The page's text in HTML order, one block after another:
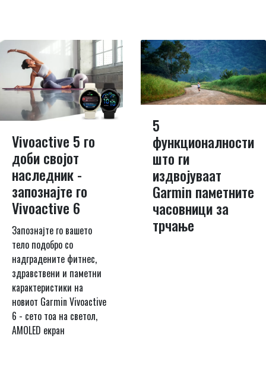
Vivoactive 5 го
доби својот
наследник -
запознајте го
Vivoactive 6
Запознајте го вашето
тело подобро со
надградените фитнес,
здравствени и паметни
карактеристики на
новиот Garmin Vivoactive
6 - сето тоа на светол,
AMOLED екран
5
функционалности
што ги
издвојуваат
Garmin паметните
часовници за
трчање